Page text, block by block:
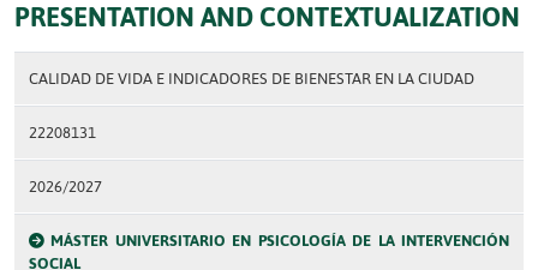
PRESENTATION AND CONTEXTUALIZATION
CALIDAD DE VIDA E INDICADORES DE BIENESTAR EN LA CIUDAD
22208131
2026/2027
MÁSTER UNIVERSITARIO EN PSICOLOGÍA DE LA INTERVENCIÓN
SOCIAL